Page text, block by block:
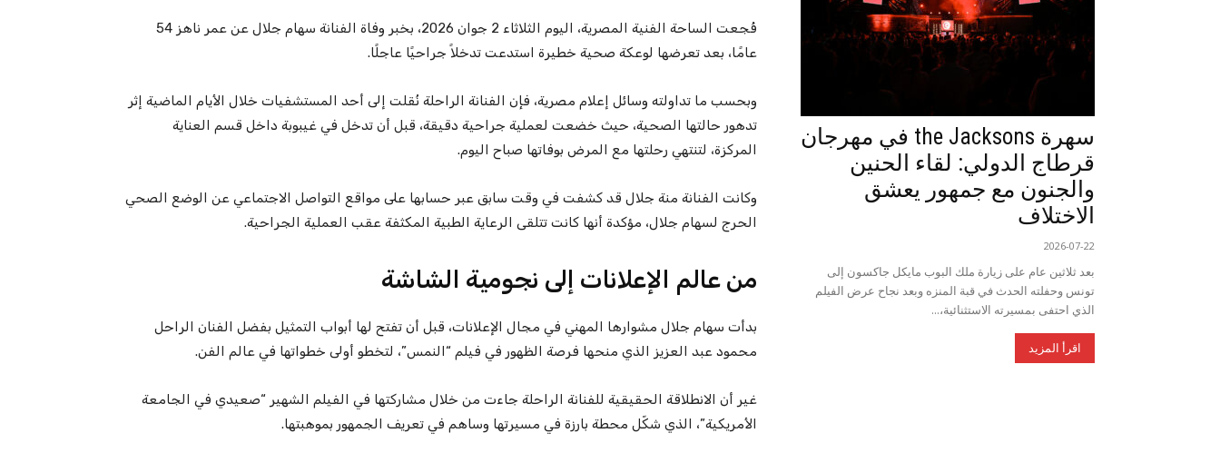
فُجعت الساحة الفنية المصرية، اليوم الثلاثاء 2 جوان 2026، بخبر وفاة الفنانة سهام جلال عن عمر ناهز 54
عامًا، بعد تعرضها لوعكة صحية خطيرة استدعت تدخلاً جراحيًا عاجلًا.
وبحسب ما تداولته وسائل إعلام مصرية، فإن الفنانة الراحلة نُقلت إلى أحد المستشفيات خلال الأيام الماضية إثر
تدهور حالتها الصحية، حيث خضعت لعملية جراحية دقيقة، قبل أن تدخل في غيبوبة داخل قسم العناية
المركزة، لتنتهي رحلتها مع المرض بوفاتها صباح اليوم.
وكانت الفنانة منة جلال قد كشفت في وقت سابق عبر حسابها على مواقع التواصل الاجتماعي عن الوضع الصحي
الحرج لسهام جلال، مؤكدة أنها كانت تتلقى الرعاية الطبية المكثفة عقب العملية الجراحية.
من عالم الإعلانات إلى نجومية الشاشة
بدأت سهام جلال مشوارها المهني في مجال الإعلانات، قبل أن تفتح لها أبواب التمثيل بفضل الفنان الراحل
محمود عبد العزيز الذي منحها فرصة الظهور في فيلم “النمس”، لتخطو أولى خطواتها في عالم الفن.
غير أن الانطلاقة الحقيقية للفنانة الراحلة جاءت من خلال مشاركتها في الفيلم الشهير “صعيدي في الجامعة
الأمريكية”، الذي شكّل محطة بارزة في مسيرتها وساهم في تعريف الجمهور بموهبتها.
سهرة the Jacksons في مهرجان
قرطاج الدولي: لقاء الحنين
والجنون مع جمهور يعشق
الاختلاف
2026-07-22
بعد ثلاثين عام على زيارة ملك البوب مايكل جاكسون إلى
تونس وحفلته الحدث في قبة المنزه وبعد نجاح عرض الفيلم
الذي احتفى بمسيرته الاستثنائية،...
اقرأ المزيد